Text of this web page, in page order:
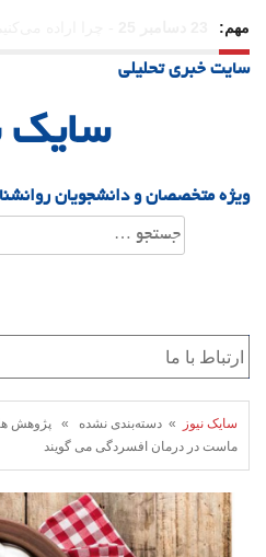
مهم:
سایت خبری تحلیلی
سایک
ویژه متخصصان و دانشجویان
جستجو
برای:
سایک نیوز
» دسته‌بندی نشده » پژوهش های
ماست در درمان افسردگی می گویند